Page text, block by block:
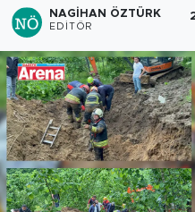
NAGIHAN ÖZTÜRK
EDITÖR